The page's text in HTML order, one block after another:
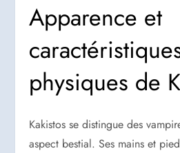
Apparence et
physiques de
Kakistos se distingue des
aspect bestial. Ses mains et